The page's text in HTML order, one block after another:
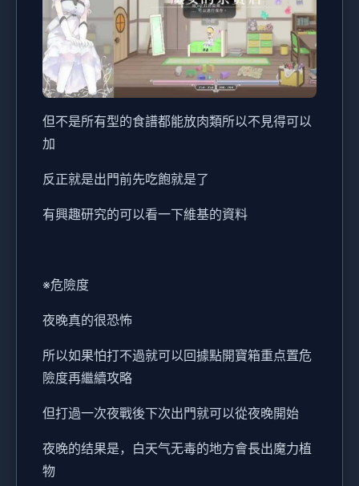
但不是所有型的食譜都能放肉類所以不見得可以
加
反正就是出門前先吃飽就是了
有興趣研究的可以看一下維基的資料
※危險度
夜晚真的很恐怖
所以如果怕打不過就可以回據點開寶箱重点置危
險度再繼續攻略
但打過一次夜戰後下次出門就可以從夜晚開始
夜晚的结果是，白天气无毒的地方會長出魔力植
物